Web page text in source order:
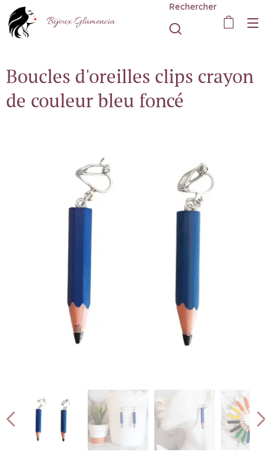
Bijoux Glamencia
Rechercher
Boucles d'oreilles clips crayon
de couleur bleu foncé